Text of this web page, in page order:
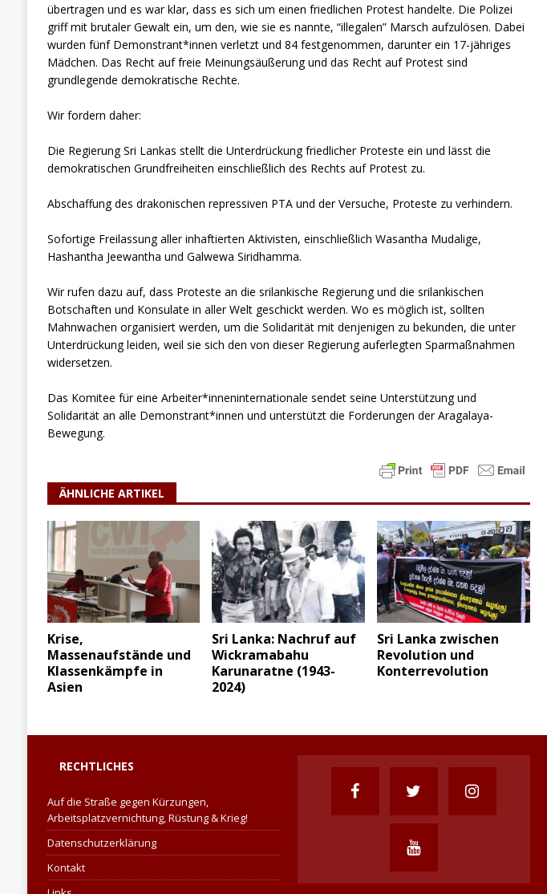
übertragen und es war klar, dass es sich um einen friedlichen Protest handelte. Die Polizei
griff mit brutaler Gewalt ein, um den, wie sie es nannte, “illegalen” Marsch aufzulösen. Dabei
wurden fünf Demonstrant*innen verletzt und 84 festgenommen, darunter ein 17-jähriges
Mädchen. Das Recht auf freie Meinungsäußerung und das Recht auf Protest sind
grundlegende demokratische Rechte.
Wir fordern daher:
Die Regierung Sri Lankas stellt die Unterdrückung friedlicher Proteste ein und lässt die
demokratischen Grundfreiheiten einschließlich des Rechts auf Protest zu.
Abschaffung des drakonischen repressiven PTA und der Versuche, Proteste zu verhindern.
Sofortige Freilassung aller inhaftierten Aktivisten, einschließlich Wasantha Mudalige,
Hashantha Jeewantha und Galwewa Siridhamma.
Wir rufen dazu auf, dass Proteste an die srilankische Regierung und die srilankischen
Botschaften und Konsulate in aller Welt geschickt werden. Wo es möglich ist, sollten
Mahnwachen organisiert werden, um die Solidarität mit denjenigen zu bekunden, die unter
Unterdrückung leiden, weil sie sich den von dieser Regierung auferlegten Sparmaßnahmen
widersetzen.
Das Komitee für eine Arbeiter*inneninternationale sendet seine Unterstützung und
Solidarität an alle Demonstrant*innen und unterstützt die Forderungen der Aragalaya-
Bewegung.
ÄHNLICHE ARTIKEL
Krise,
Massenaufstände und
Klassenkämpfe in
Asien
Sri Lanka: Nachruf auf
Wickramabahu
Karunaratne (1943-
2024)
Sri Lanka zwischen
Revolution und
Konterrevolution
RECHTLICHES
Auf die Straße gegen Kürzungen,
Arbeitsplatzvernichtung, Rüstung & Krieg!
Datenschutzerklärung
Kontakt